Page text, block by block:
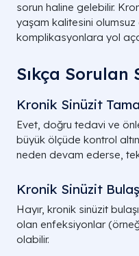
sorun haline gelebilir.
yaşam kalitesini
komplikasyonlara yol
Sıkça Sorulan
Kronik Sinüzit
Evet, doğru tedavi ve
büyük ölçüde kontrol
neden devam ederse,
Kronik Sinüzit
Hayır, kronik sinüzit
olan enfeksiyonlar
olabilir.